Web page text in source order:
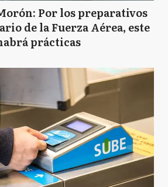
Por los preparativos
de la Fuerza Aérea, este
prácticas